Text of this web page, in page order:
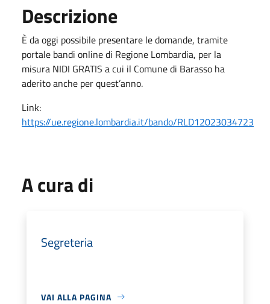
Descrizione
È da oggi possibile presentare le domande, tramite
portale bandi online di Regione Lombardia, per la
misura NIDI GRATIS a cui il Comune di Barasso ha
aderito anche per quest’anno.
Link:
https://ue.regione.lombardia.it/bando/RLD12023034723
A cura di
Segreteria
VAI ALLA PAGINA